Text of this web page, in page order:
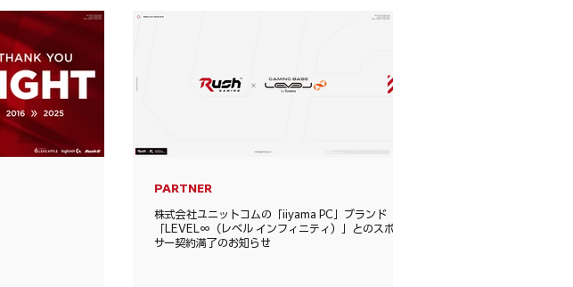
株式会社ユニットコムの「iiyama PC」ブランド
「LEVEL∞（レベル インフィニティ）」とのスポン
サー契約満了のお知らせ
PARTNER